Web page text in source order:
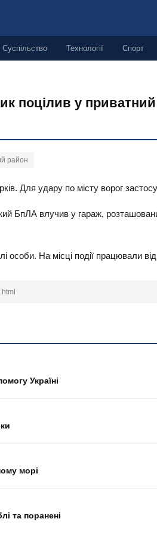
Суспільство Технології Спорт
поцілив у
район
Для удару по місту ворог
БпЛА влучив у гараж,
На місці події працювали
Україні
морі
та поранені